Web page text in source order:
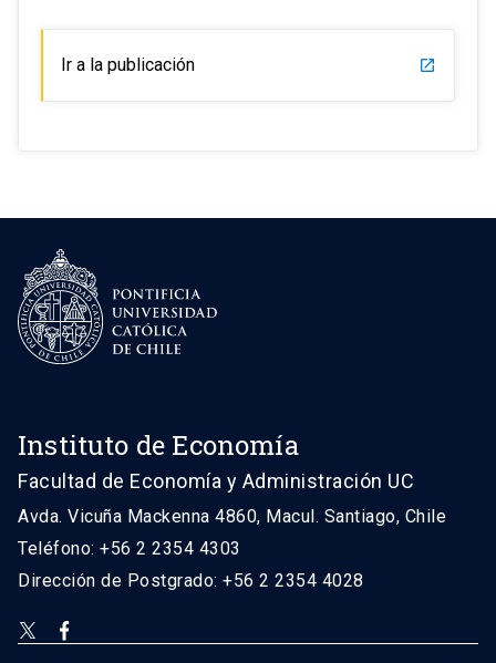
Ir a la publicación launch
Instituto de Economía
Facultad de Economía y Administración UC
Avda. Vicuña Mackenna 4860, Macul. Santiago, Chile
Teléfono: +56 2 2354 4303
Dirección de Postgrado: +56 2 2354 4028